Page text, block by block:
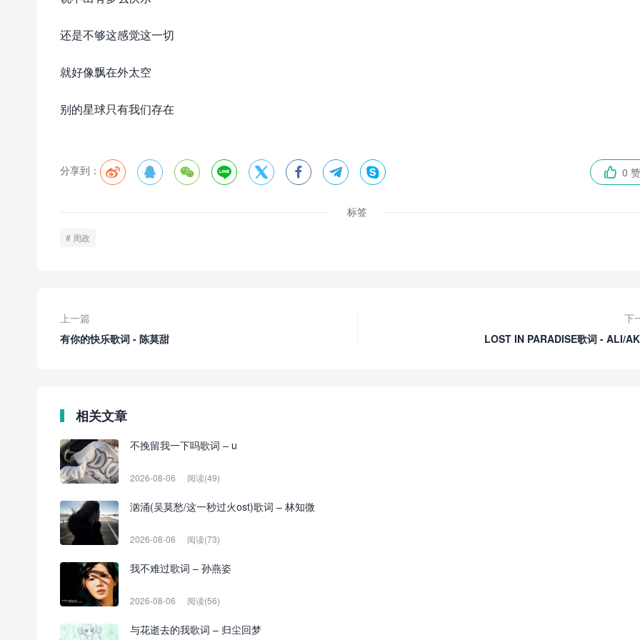
还是不够这感觉这一切
就好像飘在外太空
别的星球只有我们存在
分享到：          0 赞
标签
周政
上一篇
有你的快乐歌词 - 陈莫甜
下
LOST IN PARADISE歌词 - ALI/
相关文章
不挽留我一下吗歌词 – u
2026-08-06 阅读(49)
汹涌(吴莫愁/这一秒过火ost)歌词 – 林知微
2026-08-06 阅读(73)
我不难过歌词 – 孙燕姿
2026-08-06 阅读(56)
与花逝去的我歌词 – 归尘回梦